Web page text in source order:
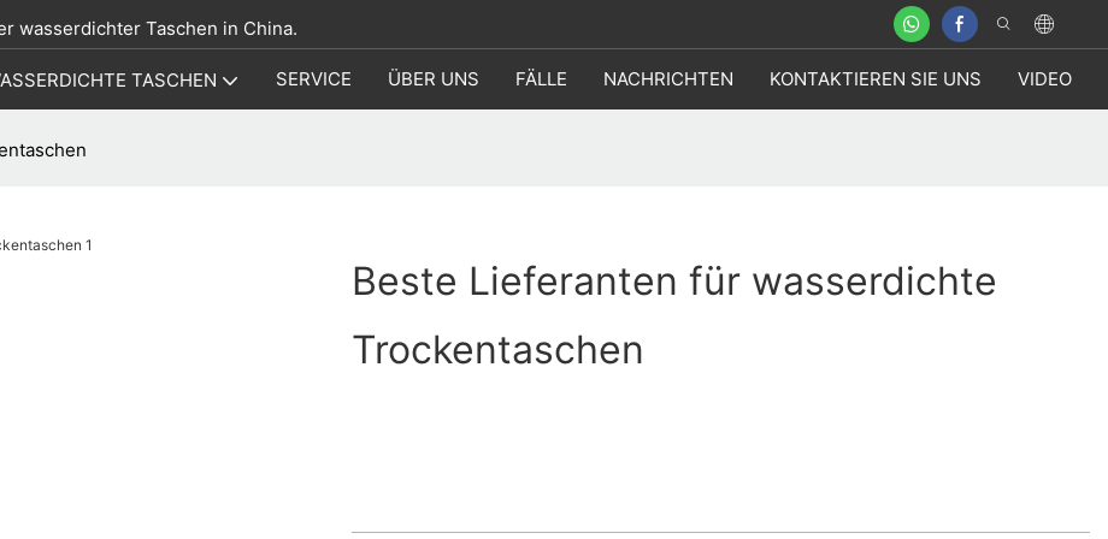
wasserdichter Taschen in China.
TASCHEN SERVICE ÜBER UNS FÄLLE NACHRICHTEN KONTAKTIEREN SIE UNS VIDEO
Beste Lieferanten für wasserdichte
Trockentaschen